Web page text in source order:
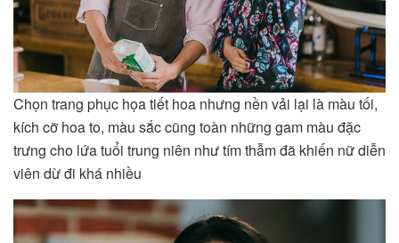
Chọn trang phục họa tiết hoa nhưng nền vải lại là màu tối,
kích cỡ hoa to, màu sắc cũng toàn những gam màu đặc
trưng cho lứa tuổi trung niên như tím thẫm đã khiến nữ diễn
viên dừ đi khá nhiều